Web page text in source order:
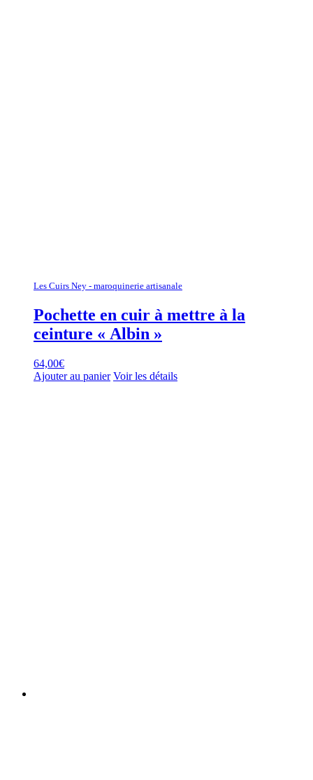
Les Cuirs Ney - maroquinerie artisanale
Pochette en cuir à mettre à la
ceinture « Albin »
64,00€
Ajouter au panier Voir les détails